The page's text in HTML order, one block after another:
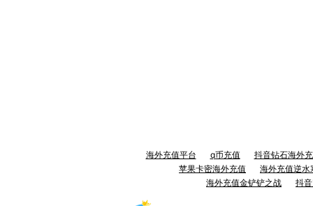
海外充值平台 q币充值
抖音钻石海外
苹果卡密海外充值
海外充值逆水
海外充值金铲铲之战
抖